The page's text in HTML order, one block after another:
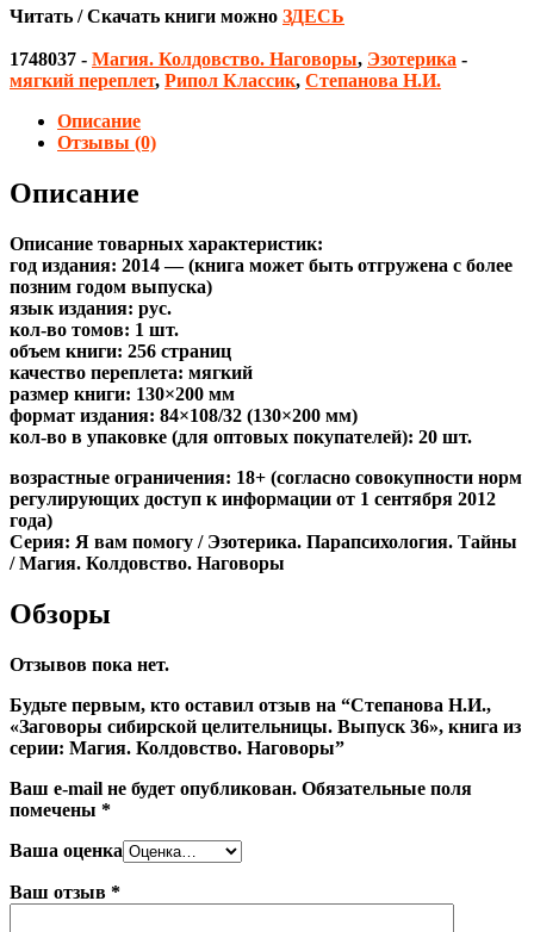
Читать / Скачать книги можно ЗДЕСЬ
1748037 - Магия. Колдовство. Наговоры, Эзотерика -
мягкий переплет, Рипол Классик, Степанова Н.И.
Описание
Отзывы (0)
Описание
Описание товарных характеристик:
год издания: 2014 — (книга может быть отгружена c более
позним годом выпуска)
язык издания: рус.
кол-во томов: 1 шт.
объем книги: 256 страниц
качество переплета: мягкий
размер книги: 130×200 мм
формат издания: 84×108/32 (130×200 мм)
кол-во в упаковке (для оптовых покупателей): 20 шт.
возрастные ограничения: 18+ (согласно совокупности норм
регулирующих доступ к информации от 1 сентября 2012
года)
Серия: Я вам помогу / Эзотерика. Парапсихология. Тайны
/ Магия. Колдовство. Наговоры
Обзоры
Отзывов пока нет.
Будьте первым, кто оставил отзыв на “Степанова Н.И.,
«Заговоры сибирской целительницы. Выпуск 36», книга из
серии: Магия. Колдовство. Наговоры”
Ваш e-mail не будет опубликован. Обязательные поля
помечены *
Ваша оценка
Ваш отзыв *